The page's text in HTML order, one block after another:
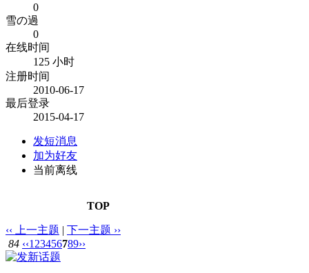
0
雪の過
0
在线时间
125 小时
注册时间
2010-06-17
最后登录
2015-04-17
发短消息
加为好友
当前离线
TOP
‹‹ 上一主题 | 下一主题 ››
84 ‹‹1 23456789››